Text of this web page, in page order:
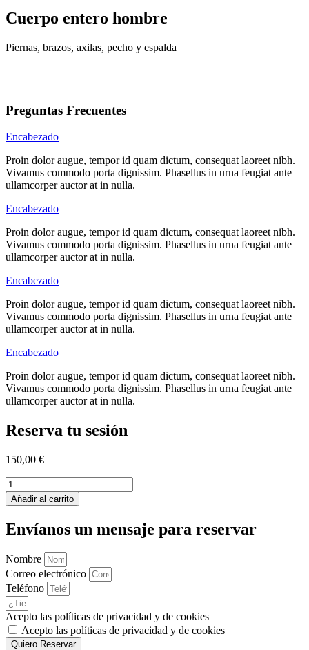
Cuerpo entero hombre
Piernas, brazos, axilas, pecho y espalda
Preguntas Frecuentes
Encabezado
Proin dolor augue, tempor id quam dictum, consequat laoreet nibh.
Vivamus commodo porta dignissim. Phasellus in urna feugiat ante
ullamcorper auctor at in nulla.
Encabezado
Proin dolor augue, tempor id quam dictum, consequat laoreet nibh.
Vivamus commodo porta dignissim. Phasellus in urna feugiat ante
ullamcorper auctor at in nulla.
Encabezado
Proin dolor augue, tempor id quam dictum, consequat laoreet nibh.
Vivamus commodo porta dignissim. Phasellus in urna feugiat ante
ullamcorper auctor at in nulla.
Encabezado
Proin dolor augue, tempor id quam dictum, consequat laoreet nibh.
Vivamus commodo porta dignissim. Phasellus in urna feugiat ante
ullamcorper auctor at in nulla.
Reserva tu sesión
150,00 €
Cuerpo
entero
hombre
Añadir al carrito
Envíanos un mensaje para reservar
Nombre
Correo electrónico
Teléfono
Acepto las políticas de privacidad y de cookies
Acepto las políticas de privacidad y de cookies
Quiero Reservar